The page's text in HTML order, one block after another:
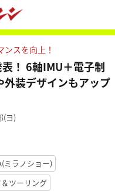
スを向上！
！ 6軸IMU＋電子制
装デザインもアップ
(ヨ)
ミラノショー)
ツーリング